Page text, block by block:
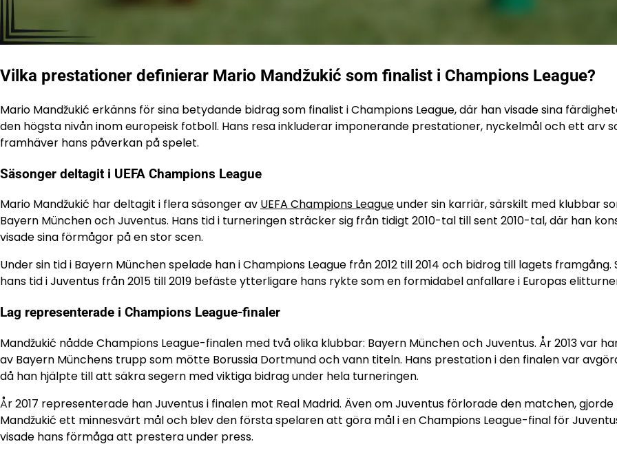
Vilka prestationer definierar Mario Mandžukić som finalist i Champions League?
Mario Mandžukić erkänns för sina betydande bidrag som finalist i Champions League, där han visade sina
den högsta nivån inom europeisk fotboll. Hans resa inkluderar imponerande prestationer, nyckelmål och ett arv
framhäver hans påverkan på spelet.
Säsonger deltagit i UEFA Champions League
Mario Mandžukić har deltagit i flera säsonger av UEFA Champions Leagueunder sin karriär, särskilt med klubbar
Bayern München och Juventus. Hans tid i turneringen sträcker sig från tidigt 2010-tal till sent 2010-tal, där han
visade sina förmågor på en stor scen.
Under sin tid i Bayern München spelade han i Champions League från 2012 till 2014 och bidrog till lagets framgång.
hans tid i Juventus från 2015 till 2019 befäste ytterligare hans rykte som en formidabel anfallare i Europas
Lag representerade i Champions League-finaler
Mandžukić nådde Champions League-finalen med två olika klubbar: Bayern München och Juventus. År 2013 var
av Bayern Münchens trupp som mötte Borussia Dortmund och vann titeln. Hans prestation i den finalen var
då han hjälpte till att säkra segern med viktiga bidrag under hela turneringen.
År 2017 representerade han Juventus i finalen mot Real Madrid. Även om Juventus förlorade den matchen, gjorde
Mandžukić ett minnesvärt mål och blev den första spelaren att göra mål i en Champions League-final för
visade hans förmåga att prestera under press.